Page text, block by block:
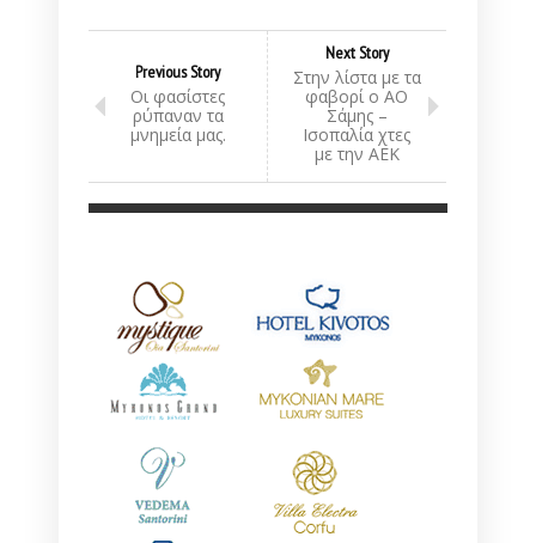
Previous Story
Οι φασίστες
ρύπαναν τα
μνημεία μας.
Next Story
Στην λίστα με τα
φαβορί ο ΑΟ
Σάμης –
Ισοπαλία χτες
με την ΑΕΚ